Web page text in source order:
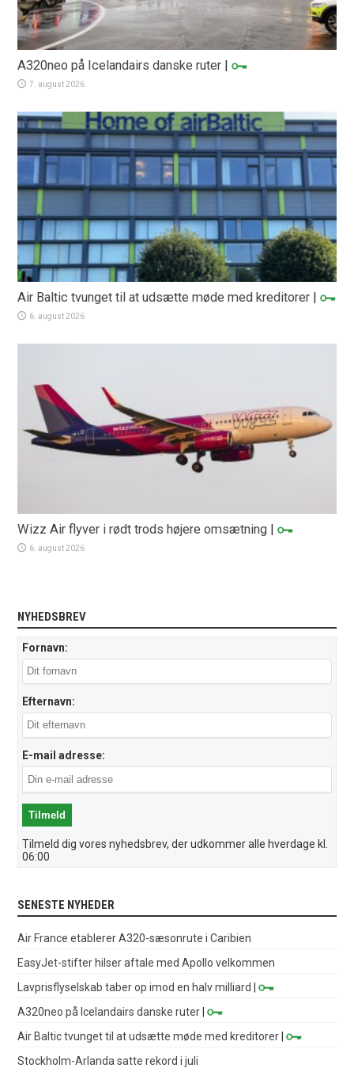
A320neo på Icelandairs danske ruter |
7. august 2026
Air Baltic tvunget til at udsætte møde med kreditorer |
6. august 2026
Wizz Air flyver i rødt trods højere omsætning |
6. august 2026
NYHEDSBREV
Fornavn:
Efternavn:
E-mail adresse:
Tilmeld dig vores nyhedsbrev, der udkommer alle hverdage kl.
06:00
SENESTE NYHEDER
Air France etablerer A320-sæsonrute i Caribien
EasyJet-stifter hilser aftale med Apollo velkommen
Lavprisflyselskab taber op imod en halv milliard
|
A320neo på Icelandairs danske ruter |
Air Baltic tvunget til at udsætte møde med kreditorer |
Stockholm-Arlanda satte rekord i juli